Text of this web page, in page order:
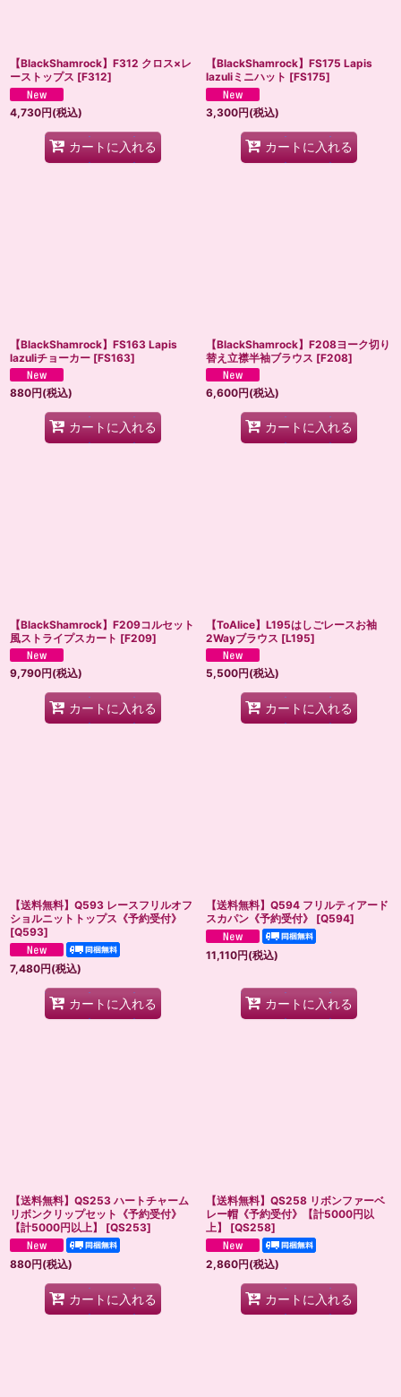
【BlackShamrock】F312 クロス×レ
ーストップス [F312]
4,730円(税込)
カートに入れる
【BlackShamrock】FS175 Lapis
lazuliミニハット [FS175]
3,300円(税込)
カートに入れる
【BlackShamrock】FS163 Lapis
lazuliチョーカー [FS163]
880円(税込)
カートに入れる
【BlackShamrock】F208ヨーク切り
替え立襟半袖ブラウス [F208]
6,600円(税込)
カートに入れる
【BlackShamrock】F209コルセット
風ストライプスカート [F209]
9,790円(税込)
カートに入れる
【ToAlice】L195はしごレースお袖
2Wayブラウス [L195]
5,500円(税込)
カートに入れる
【送料無料】Q593 レースフリルオフ
ショルニットトップス《予約受付》
[Q593]
7,480円(税込)
カートに入れる
【送料無料】Q594 フリルティアード
スカパン《予約受付》
[Q594]
11,110円(税込)
カートに入れる
【送料無料】QS253 ハートチャーム
リボンクリップセット《予約受付》
【計5000円以上】
[QS253]
880円(税込)
カートに入れる
【送料無料】QS258 リボンファーベ
レー帽《予約受付》【計5000円以
上】
[QS258]
2,860円(税込)
カートに入れる